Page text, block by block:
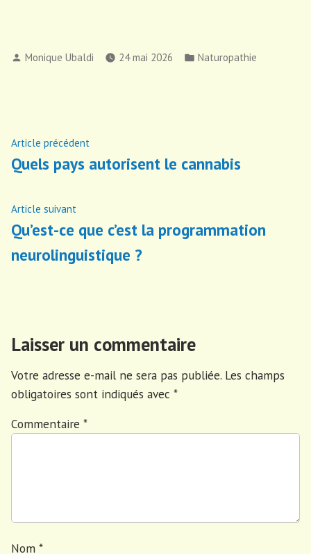
Publié
Monique Ubaldi 24 mai 2026
Publié
Naturopathie
Navigation
de
l’article
Article précédent
précédent :
Quels pays autorisent le cannabis
Article suivant
suivant
Qu’est-ce que c’est la programmation
neurolinguistique ?
Laisser un commentaire
Votre adresse e-mail ne sera pas publiée. Les champs
obligatoires sont indiqués avec *
Commentaire *
Nom *